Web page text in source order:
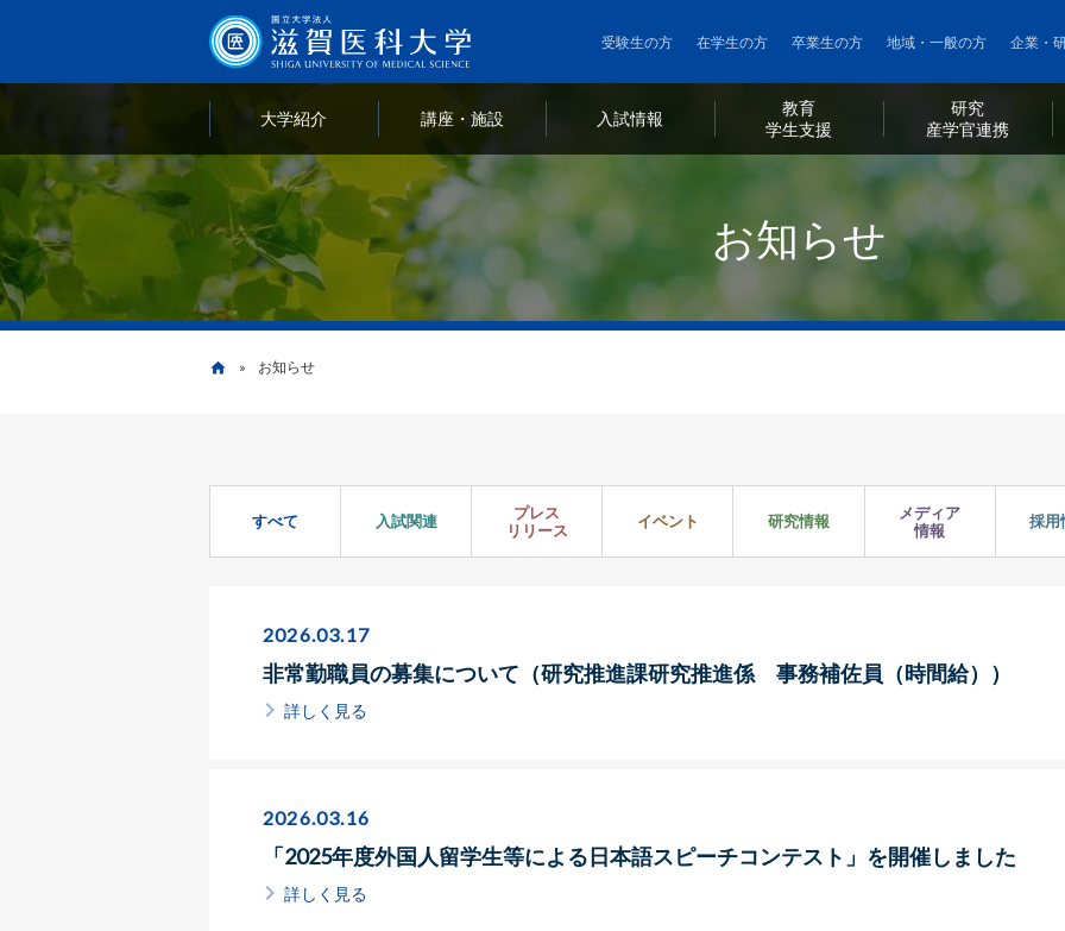
イ
コ
ン
ツ
動
大学紹介 講座・施設 入試情報
教育
学生支援
研究
産学官連携
利
用
者
別
メ
ニ
受験生の方 在学生の方 卒業生の方 地域・一般の方 企業・
お知らせ
ン
く
home お知らせ
すべて 入試関連
プレス
リリース
イベント 研究情報
メディア
情報
採用
2026.03.17
非常勤職員の募集について（研究推進課研究推進係 事務補佐員（時間給））
詳しく見る
2026.03.16
「2025年度外国人留学生等による日本語スピーチコンテスト」を開催しました
詳しく見る